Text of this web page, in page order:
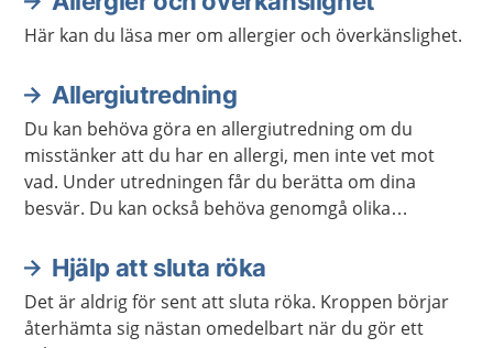
Här kan du läsa mer om allergier och överkänslighet.
Allergiutredning
Du kan behöva göra en allergiutredning om du
misstänker att du har en allergi, men inte vet mot
vad. Under utredningen får du berätta om dina
besvär. Du kan också behöva genomgå olika
Hjälp att sluta röka
Det är aldrig för sent att sluta röka. Kroppen börjar
återhämta sig nästan omedelbart när du gör ett